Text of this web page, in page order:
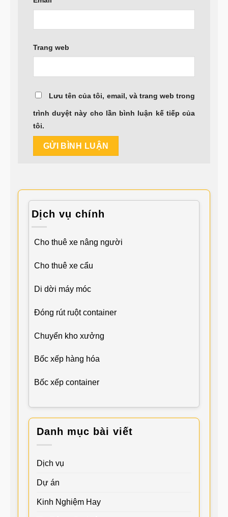
Trang web
Lưu tên của tôi, email, và trang web trong
trình duyệt này cho lần bình luận kế tiếp của
tôi.
Dịch vụ chính
Cho thuê xe nâng người
Cho thuê xe cẩu
Di dời máy móc
Đóng rút ruột container
Chuyển kho xưởng
Bốc xếp hàng hóa
Bốc xếp container
Danh mục bài viết
Dịch vụ
Dự án
Kinh Nghiệm Hay